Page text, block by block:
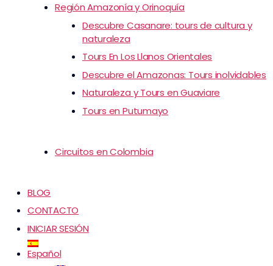
Región Amazonía y Orinoquía
Descubre Casanare: tours de cultura y
naturaleza
Tours En Los Llanos Orientales
Descubre el Amazonas: Tours inolvidables
Naturaleza y Tours en Guaviare
Tours en Putumayo
Circuitos en Colombia
BLOG
CONTACTO
INICIAR SESIÓN
Español